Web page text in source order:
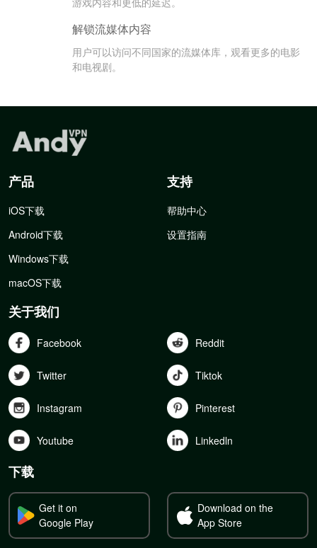
解锁流媒体内容
用户可以访问不同国家的流媒体库，观看更多的电影
和电视剧。
产品
iOS下载
Android下载
Windows下载
macOS下载
支持
帮助中心
设置指南
关于我们
Facebook Reddit
Twitter Tiktok
Instagram Pinterest
Youtube Linkedln
下载
Get it on
Google Play
Download on the
App Store